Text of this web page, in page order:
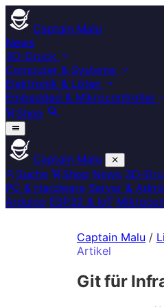
Captain Malu
News
3D-Druck
Computer & Systeme
Elektronik & Löten
Embedded & Mikrocontroller
Shop
Captain Malu
Suche
Shop News 3D-
PC & Hardware Server &
Arduino ESP32 & IoT
Captain Malu /
Artikel
Git für